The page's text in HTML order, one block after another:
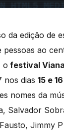
da edição de
pessoas ao
o festival
nos dias 15 e
nomes da
Salvador
Jimmy